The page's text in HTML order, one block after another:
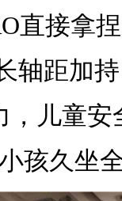
直接拿
轴距加
，儿童
孩久坐